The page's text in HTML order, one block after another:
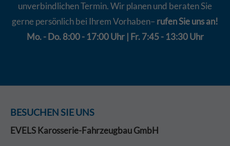
unverbindlichen Termin. Wir planen und beraten Sie
gerne persönlich bei Ihrem Vorhaben– rufen Sie uns an!
Mo. - Do. 8:00 - 17:00 Uhr | Fr. 7:45 - 13:30 Uhr
BESUCHEN SIE UNS
EVELS Karosserie-Fahrzeugbau GmbH